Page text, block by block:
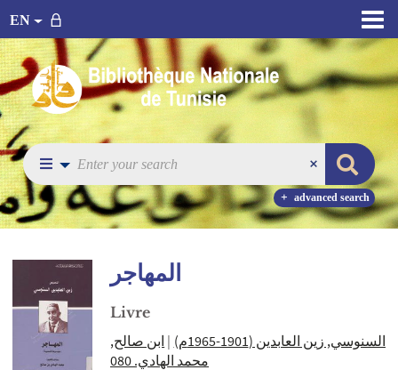
EN
advanced search
المهاجر
Livre
السنوسي‏, ‏زين العابدين‏ (‏1965-1901م‏)
| ابن صالح,
محمد الهادي. 080